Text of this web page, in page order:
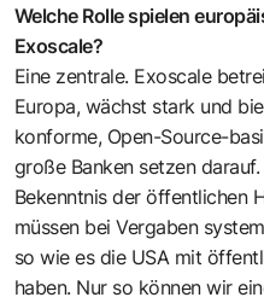
Welche Rolle spielen
Exoscale?
Eine zentrale. Exoscale
Europa, wächst stark und
konforme, Open-Source-
große Banken setzen
Bekenntnis der öffentlichen
müssen bei Vergaben
so wie es die USA mit
haben. Nur so können wir